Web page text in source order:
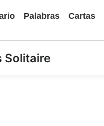
Palabras Cartas
Solitaire